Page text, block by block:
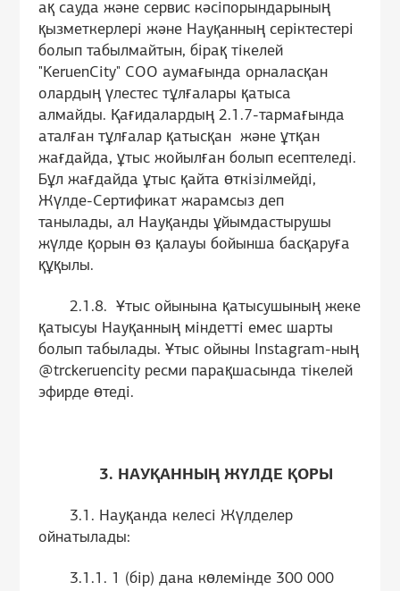
ақ сауда және сервис кәсіпорындарының
қызметкерлері және Науқанның серіктестері
болып табылмайтын, бірақ тікелей
"KeruenCity" СОО аумағында орналасқан
олардың үлестес тұлғалары қатыса
алмайды. Қағидалардың 2.1.7-тармағында
аталған тұлғалар қатысқан және ұтқан
жағдайда, ұтыс жойылған болып есептеледі.
Бұл жағдайда ұтыс қайта өткізілмейді,
Жүлде-Сертификат жарамсыз деп
танылады, ал Науқанды ұйымдастырушы
жүлде қорын өз қалауы бойынша басқаруға
құқылы.
2.1.8. Ұтыс ойынына қатысушының жеке
қатысуы Науқанның міндетті емес шарты
болып табылады. Ұтыс ойыны Instagram-ның
@trckeruencity ресми парақшасында тікелей
эфирде өтеді.
3. НАУҚАННЫҢ ЖҮЛДЕ ҚОРЫ
3.1. Науқанда келесі Жүлделер
ойнатылады:
3.1.1. 1 (бір) дана көлемінде 300 000